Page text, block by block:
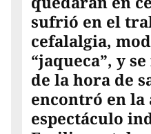
sufrió en el
cefalalgia,
“jaqueca”, y
de la hora de
encontró en la
espectáculo